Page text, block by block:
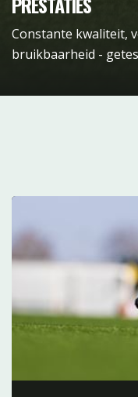
Constante kwaliteit,
bruikbaarheid -